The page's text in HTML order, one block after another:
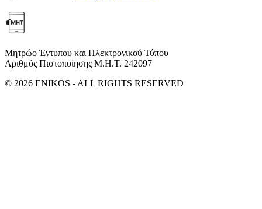
Μητρώο Έντυπου και Ηλεκτρονικού Τύπου
Αριθμός Πιστοποίησης Μ.Η.Τ. 242097
© 2026 ENIKOS - ALL RIGHTS RESERVED